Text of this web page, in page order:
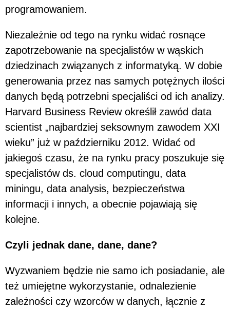
programowaniem.
Niezależnie od tego na rynku widać rosnące
zapotrzebowanie na specjalistów w wąskich
dziedzinach związanych z informatyką. W dobie
generowania przez nas samych potężnych ilości
danych będą potrzebni specjaliści od ich analizy.
Harvard Business Review określił zawód data
scientist „najbardziej seksownym zawodem XXI
wieku” już w październiku 2012. Widać od
jakiegoś czasu, że na rynku pracy poszukuje się
specjalistów ds. cloud computingu, data
miningu, data analysis, bezpieczeństwa
informacji i innych, a obecnie pojawiają się
kolejne.
Czyli jednak dane, dane, dane?
Wyzwaniem będzie nie samo ich posiadanie, ale
też umiejętne wykorzystanie, odnalezienie
zależności czy wzorców w danych, łącznie z